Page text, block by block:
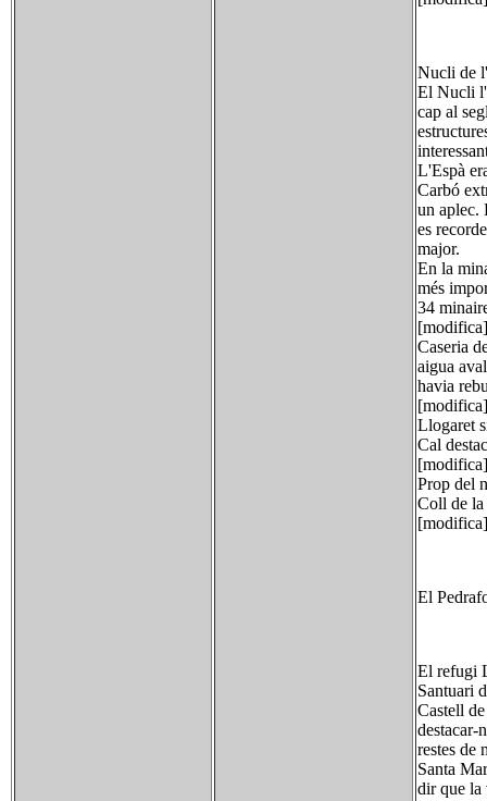
Nucli de
El Nucli
cap al
L'Espà
Carbó
un aplec.
es
major.
En la
més
34
Caseria
aigua
havia
Llogaret
Cal
Prop del
Coll de la
El
El refugi
Santuari
Castell
destacar-
restes de
Santa
dir que la